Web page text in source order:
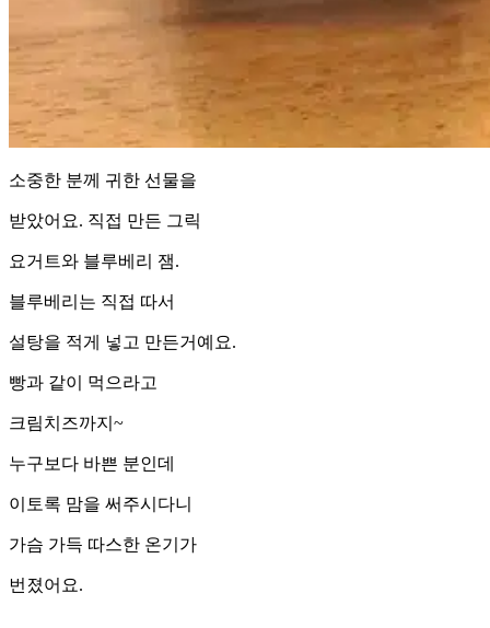
소중한 분께 귀한 선물을
받았어요. 직접 만든 그릭
요거트와 블루베리 잼.
블루베리는 직접 따서
설탕을 적게 넣고 만든거예요.
빵과 같이 먹으라고
크림치즈까지~
누구보다 바쁜 분인데
이토록 맘을 써주시다니
가슴 가득 따스한 온기가
번졌어요.